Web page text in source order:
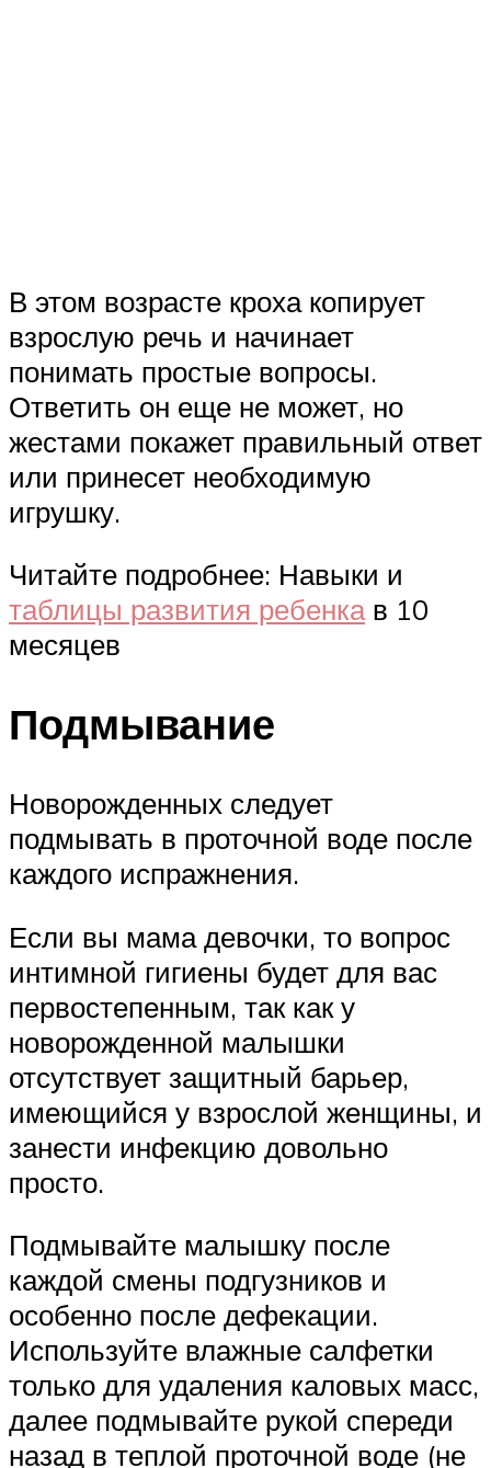
В этом возрасте кроха копирует
взрослую речь и начинает
понимать простые вопросы.
Ответить он еще не может, но
жестами покажет правильный ответ
или принесет необходимую
игрушку.
Читайте подробнее: Навыки и
таблицы развития ребенкав 10
месяцев
Подмывание
Новорожденных следует
подмывать в проточной воде после
каждого испражнения.
Если вы мама девочки, то вопрос
интимной гигиены будет для вас
первостепенным, так как у
новорожденной малышки
отсутствует защитный барьер,
имеющийся у взрослой женщины, и
занести инфекцию довольно
просто.
Подмывайте малышку после
каждой смены подгузников и
особенно после дефекации.
Используйте влажные салфетки
только для удаления каловых масс,
далее подмывайте рукой спереди
назад в теплой проточной воде (не